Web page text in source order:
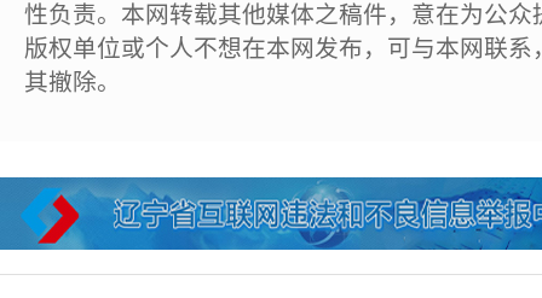
性负责。本网转载其他媒体之稿件，意在为公
版权单位或个人不想在本网发布，可与本网联
其撤除。